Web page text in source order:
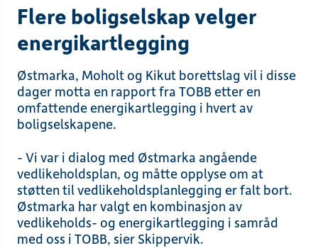
Flere boligselskap velger
energikartlegging
Østmarka, Moholt og Kikut borettslag vil i disse
dager motta en rapport fra TOBB etter en
omfattende energikartlegging i hvert av
boligselskapene.
- Vi var i dialog med Østmarka angående
vedlikeholdsplan, og måtte opplyse om at
støtten til vedlikeholdsplanlegging er falt bort.
Østmarka har valgt en kombinasjon av
vedlikeholds- og energikartlegging i samråd
med oss i TOBB, sier Skippervik.